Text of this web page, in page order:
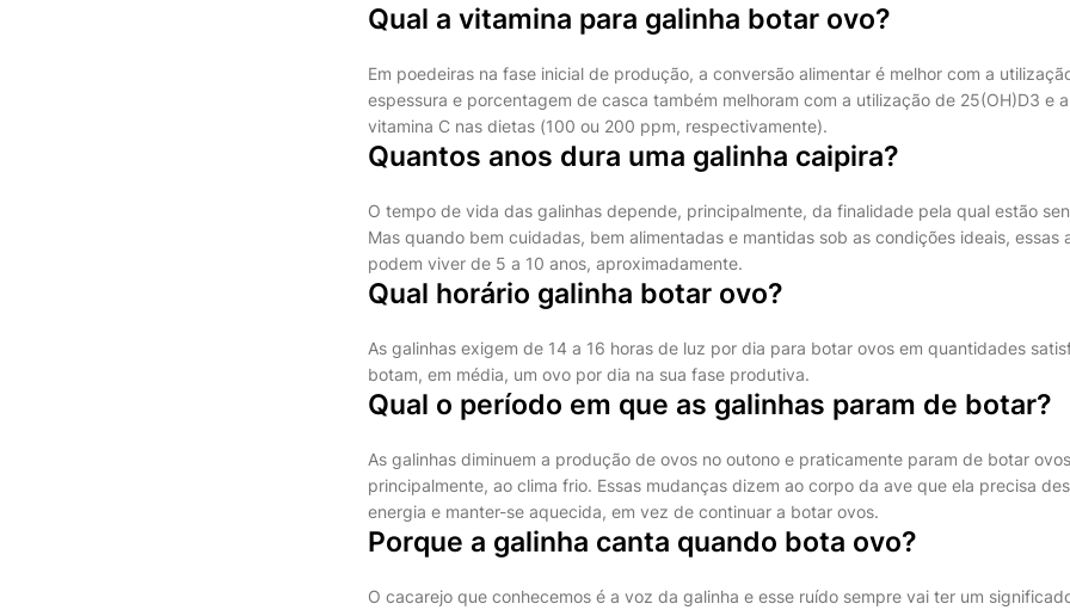
Qual a vitamina para galinha botar ovo?
Em poedeiras na fase inicial de produção, a conversão alimentar é melhor com a
espessura e porcentagem de casca também melhoram com a utilização de 25(OH)D3 e
vitamina C nas dietas (100 ou 200 ppm, respectivamente).
Quantos anos dura uma galinha caipira?
O tempo de vida das galinhas depende, principalmente, da finalidade pela qual estão
Mas quando bem cuidadas, bem alimentadas e mantidas sob as condições ideais, essas
podem viver de 5 a 10 anos, aproximadamente.
Qual horário galinha botar ovo?
As galinhas exigem de 14 a 16 horas de luz por dia para botar ovos em quantidades
botam, em média, um ovo por dia na sua fase produtiva.
Qual o período em que as galinhas param de botar?
As galinhas diminuem a produção de ovos no outono e praticamente param de botar
principalmente, ao clima frio. Essas mudanças dizem ao corpo da ave que ela precisa
energia e manter-se aquecida, em vez de continuar a botar ovos.
Porque a galinha canta quando bota ovo?
O cacarejo que conhecemos é a voz da galinha e esse ruído sempre vai ter um